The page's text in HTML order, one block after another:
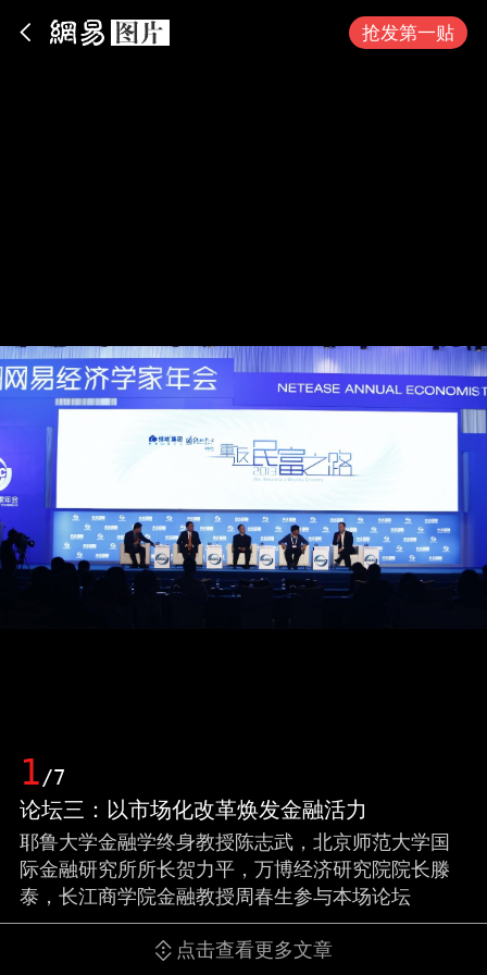
抢发第一贴
1/7
论坛三：以市场化改革焕发金融活力
耶鲁大学金融学终身教授陈志武，北京师范大学国
际金融研究所所长贺力平，万博经济研究院院长滕
泰，长江商学院金融教授周春生参与本场论坛
点击查看更多文章